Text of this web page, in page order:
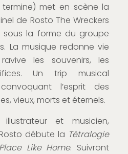
met en scène la
de Rosto The Wreckers
la forme du groupe
La musique redonne vie
les souvenirs, les
Un trip musical
l’esprit des
vieux, morts et éternels.
illustrateur et musicien,
débute la Tétralogie
Like Home. Suivront